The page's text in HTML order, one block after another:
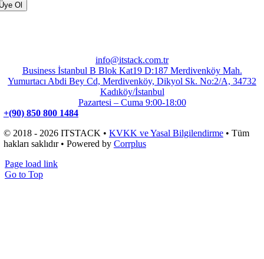
Ol
info@itstack.com.tr
Business İstanbul B Blok Kat19 D:187 Merdivenköy Mah.
Yumurtacı Abdi Bey Cd, Merdivenköy, Dikyol Sk. No:2/A, 34732
Kadıköy/İstanbul
Pazartesi – Cuma 9:00-18:00
+(90) 850 800 1484
© 2018 - 2026 ITSTACK • KVKK ve Yasal Bilgilendirme• Tüm
hakları saklıdır • Powered by Corrplus
Page load link
Go to Top